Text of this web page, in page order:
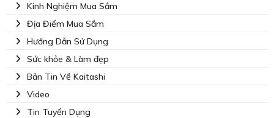
Kinh Nghiệm Mua Sắm
Địa Điểm Mua Sắm
Hướng Dẫn Sử Dụng
Sức khỏe & Làm đẹp
Bản Tin Về Kaitashi
Video
Tin Tuyển Dụng